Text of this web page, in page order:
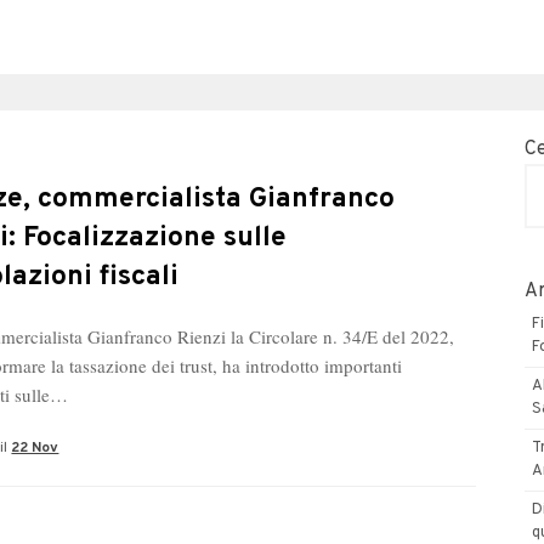
commercialista Gianfranco
Focalizzazione sulle
fiscali
Gianfranco Rienzi la Circolare n. 34/E del 2022,
la tassazione dei trust, ha introdotto importanti
sulle…
22 Nov